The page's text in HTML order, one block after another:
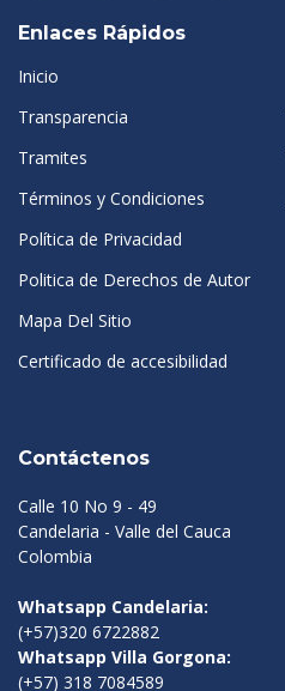
Enlaces Rápidos
Inicio
Transparencia
Tramites
Términos y Condiciones
Política de Privacidad
Politica de Derechos de Autor
Mapa Del Sitio
Certificado de accesibilidad
Contáctenos
Calle 10 No 9 - 49
Candelaria - Valle del Cauca
Colombia
Whatsapp Candelaria:
(+57)320 6722882
Whatsapp Villa Gorgona:
(+57) 318 7084589